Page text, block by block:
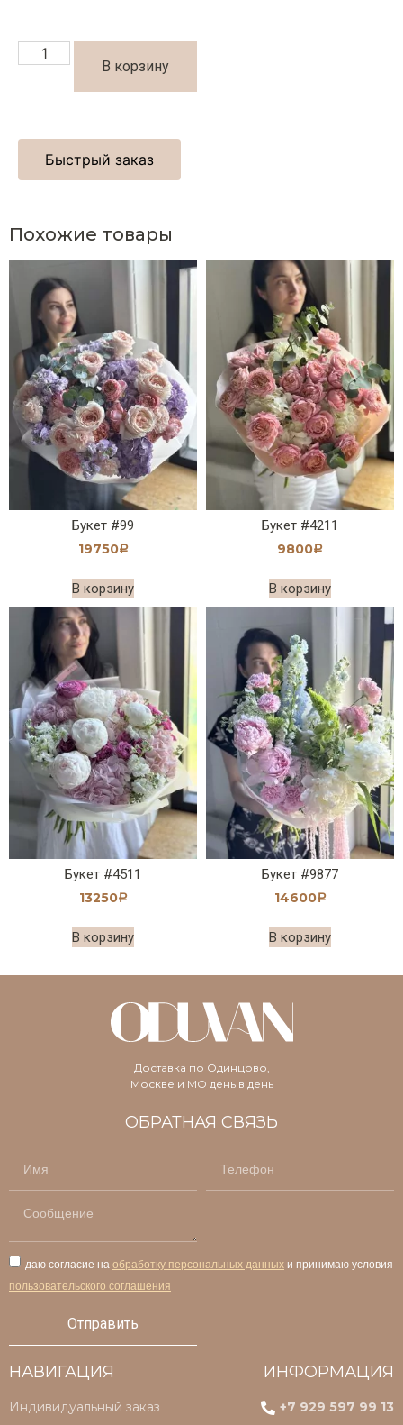
В корзину
Быстрый заказ
Похожие товары
Букет #99
19750Р
В корзину
Букет #4211
9800Р
В корзину
Букет #4511
13250Р
В корзину
Букет #9877
14600Р
В корзину
Доставка по Одинцово,
Москве и МО день в день
ОБРАТНАЯ СВЯЗЬ
даю согласие наобработку персональных данных и принимаю условия
пользовательского соглашения
Отправить
НАВИГАЦИЯ
Индивидуальный заказ
ИНФОРМАЦИЯ
+7 929 597 99 13